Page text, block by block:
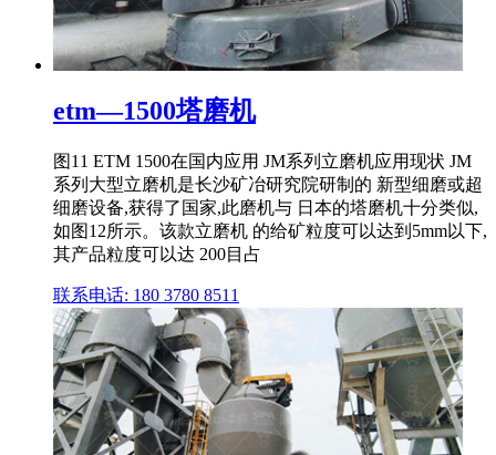
etm—1500塔磨机
图11 ETM 1500在国内应用 JM系列立磨机应用现状 JM
系列大型立磨机是长沙矿冶研究院研制的 新型细磨或超
细磨设备,获得了国家,此磨机与 日本的塔磨机十分类似,
如图12所示。该款立磨机 的给矿粒度可以达到5mm以下,
其产品粒度可以达 200目占
联系电话: 180 3780 8511